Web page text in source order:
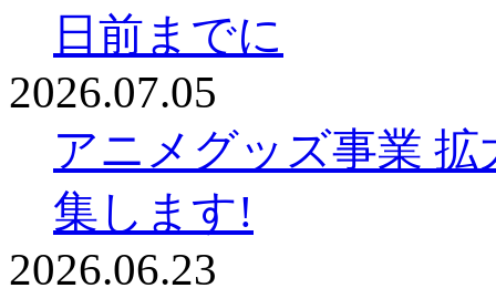
日前までに
2026.07.05
アニメグッズ事業
集します!
2026.06.23